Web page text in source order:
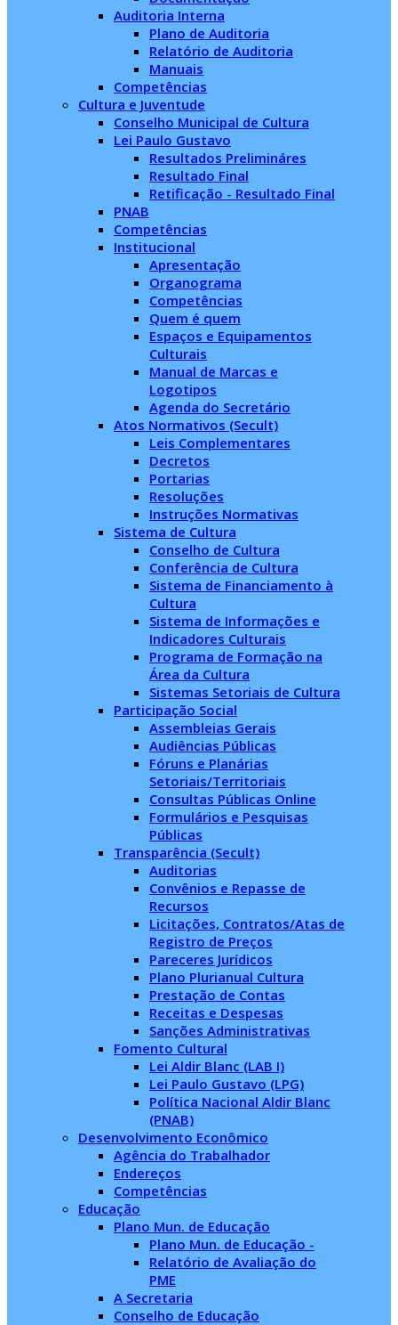
Auditoria Interna
Plano de Auditoria
Relatório de Auditoria
Manuais
Competências
Cultura e Juventude
Conselho Municipal de Cultura
Lei Paulo Gustavo
Resultados Prelimináres
Resultado Final
Retificação - Resultado Final
PNAB
Competências
Institucional
Apresentação
Organograma
Competências
Quem é quem
Espaços e Equipamentos
Culturais
Manual de Marcas e
Logotipos
Agenda do Secretário
Atos Normativos (Secult)
Leis Complementares
Decretos
Portarias
Resoluções
Instruções Normativas
Sistema de Cultura
Conselho de Cultura
Conferência de Cultura
Sistema de Financiamento à
Cultura
Sistema de Informações e
Indicadores Culturais
Programa de Formação na
Área da Cultura
Sistemas Setoriais de Cultura
Participação Social
Assembleias Gerais
Audiências Públicas
Fóruns e Planárias
Setoriais/Territoriais
Consultas Públicas Online
Formulários e Pesquisas
Públicas
Transparência (Secult)
Auditorias
Convênios e Repasse de
Recursos
Licitações, Contratos/Atas de
Registro de Preços
Pareceres Jurídicos
Plano Plurianual Cultura
Prestação de Contas
Receitas e Despesas
Sanções Administrativas
Fomento Cultural
Lei Aldir Blanc (LAB I)
Lei Paulo Gustavo (LPG)
Política Nacional Aldir Blanc
(PNAB)
Desenvolvimento Econômico
Agência do Trabalhador
Endereços
Competências
Educação
Plano Mun. de Educação
Plano Mun. de Educação -
Relatório de Avaliação do
PME
A Secretaria
Conselho de Educação